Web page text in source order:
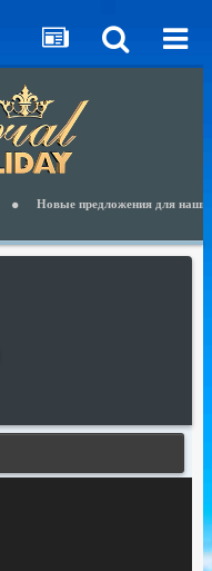
Новые предложения для наших